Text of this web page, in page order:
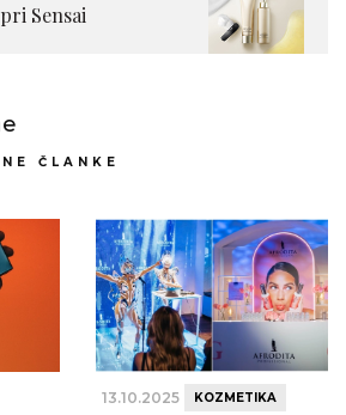
Sensai
ČLANKE
13.10.2025 KOZMETIKA